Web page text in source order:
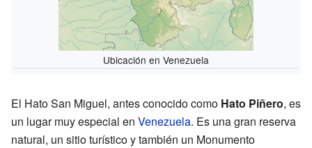
Ubicación en Venezuela
El Hato San Miguel, antes conocido como Hato Piñero, es
un lugar muy especial en Venezuela. Es una gran reserva
natural, un sitio turístico y también un Monumento